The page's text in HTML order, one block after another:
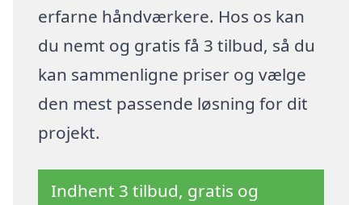
erfarne håndværkere. Hos os kan
du nemt og gratis få 3 tilbud, så du
kan sammenligne priser og vælge
den mest passende løsning for dit
projekt.
Indhent 3 tilbud, gratis og